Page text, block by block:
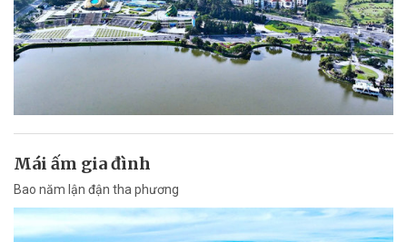
Mái ấm gia đình
Bao năm lận đận tha phương